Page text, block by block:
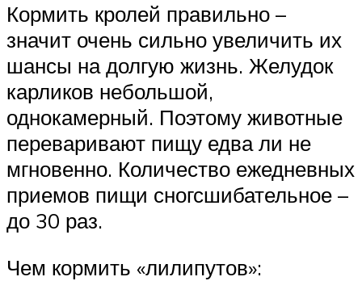
Кормить кролей правильно –
значит очень сильно увеличить их
шансы на долгую жизнь. Желудок
карликов небольшой,
однокамерный. Поэтому животные
переваривают пищу едва ли не
мгновенно. Количество ежедневных
приемов пищи сногсшибательное –
до 30 раз.
Чем кормить «лилипутов»: